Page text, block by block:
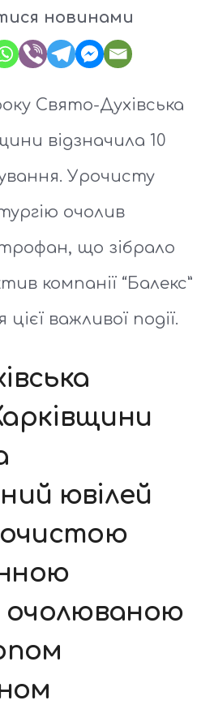
новинами
Свято-Духівська
відзначила 10
Урочисту
очолив
що зібрало
компанії “Балекс”
важливої події.
ювілей
очолюваною